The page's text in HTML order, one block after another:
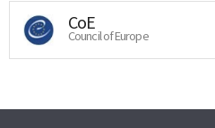
CoE
Council of Europe